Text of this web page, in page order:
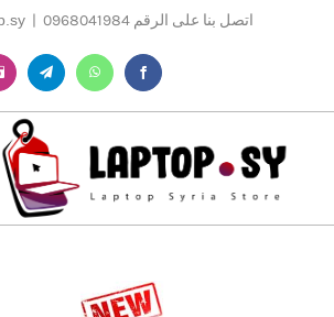
اتصل بنا على الرقم 0968041984 |
Facebook
WhatsApp
Telegram